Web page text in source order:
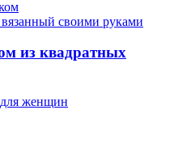
из квадратных
женщин